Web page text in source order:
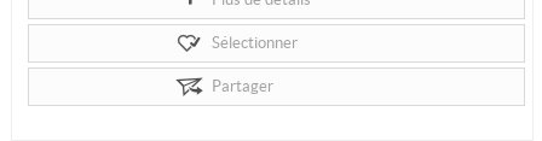
Sélectionner
Partager